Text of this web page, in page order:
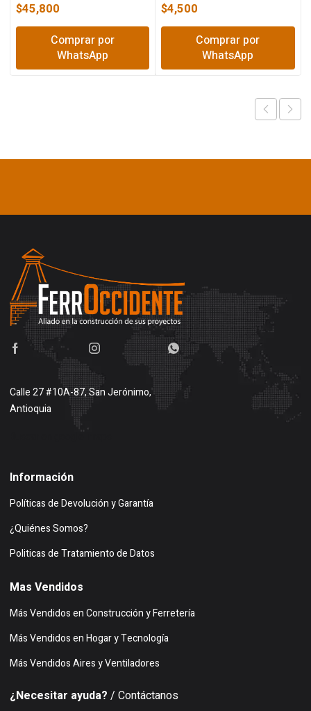
$45,800
Comprar por
WhatsApp
$4,500
Comprar por
WhatsApp
Calle 27 #10A-87, San Jerónimo,
Antioquia
Información
Políticas de Devolución y Garantía
¿Quiénes Somos?
Politicas de Tratamiento de Datos
Mas Vendidos
Más Vendidos en Construcción y Ferretería
Más Vendidos en Hogar y Tecnología
Más Vendidos Aires y Ventiladores
¿Necesitar ayuda? / Contáctanos